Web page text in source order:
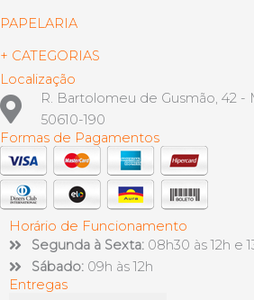
PAPELARIA
+ CATEGORIAS
Localização
R. Bartolomeu de Gusmão, 42 -
50610-190
Formas de Pagamentos
Horário de Funcionamento
Segunda à Sexta: 08h30 às 12h e
Sábado: 09h às 12h
Entregas